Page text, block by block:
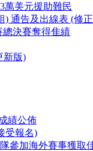
萬美元援助難民
) 通告及出線表 (修
總決賽奪得隹績
新版)
績公佈
受報名)
參加海外賽事獲取